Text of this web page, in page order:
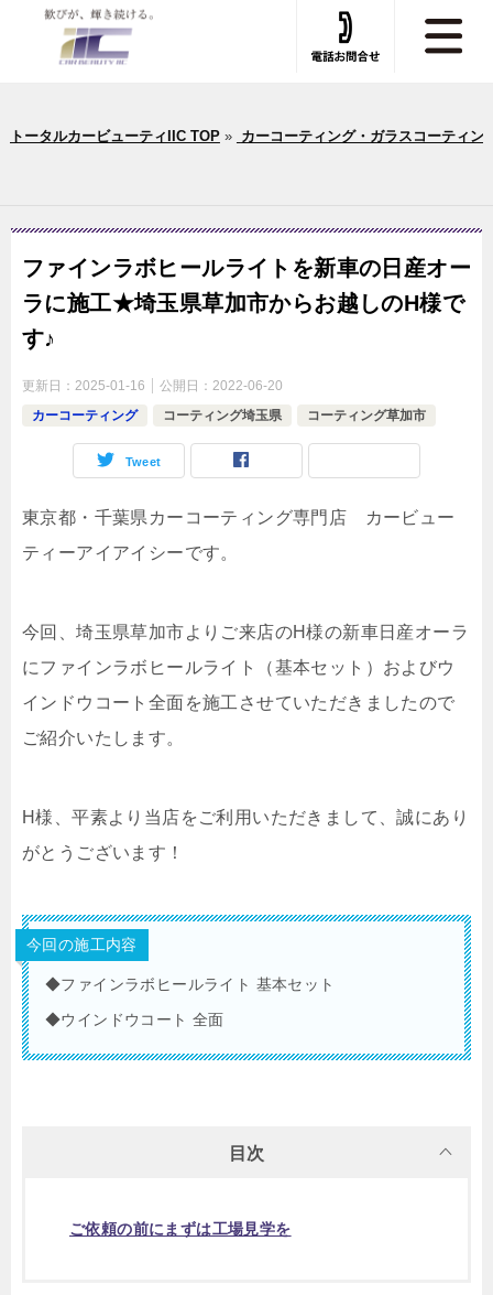
トータルカービューティIIC TOP» カーコーティング・ガラスコーティン
ファインラボヒールライトを新車の日産オー
ラに施工★埼玉県草加市からお越しのH様で
す♪
更新日： 2025-01-16 公開日： 2022-06-20
カーコーティング
コーティング埼玉県 コーティング草加市
Tweet
東京都・千葉県カーコーティング専門店 カービュー
ティーアイアイシーです。
今回、埼玉県草加市よりご来店のH様の新車日産オーラ
にファインラボヒールライト（基本セット）およびウ
インドウコート全面を施工させていただきましたので
ご紹介いたします。
H様、平素より当店をご利用いただきまして、誠にあり
がとうございます！
今回の施工内容
◆ファインラボヒールライト 基本セット
◆ウインドウコート 全面
目次
ご依頼の前にまずは工場見学を